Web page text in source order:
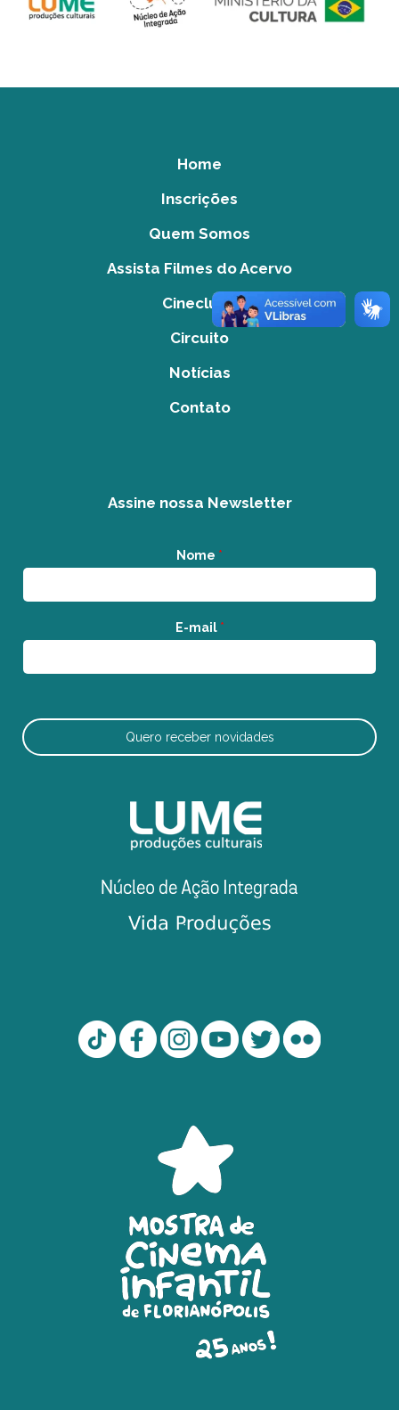
Home
Inscrições
Quem Somos
Assista Filmes do Acervo
Cineclube
Circuito
Notícias
Contato
Assine nossa Newsletter
Nome *
E-mail *
Quero receber novidades